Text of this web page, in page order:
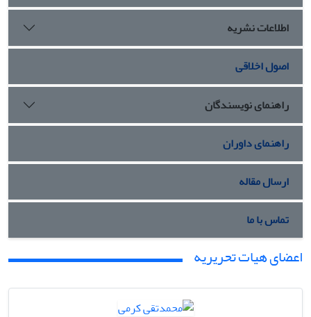
اطلاعات نشریه
اصول اخلاقی
راهنمای نویسندگان
راهنمای داوران
ارسال مقاله
تماس با ما
اعضای هیات تحریریه